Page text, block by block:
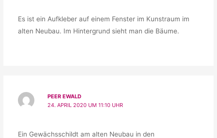
Es ist ein Aufkleber auf einem Fenster im Kunstraum im
alten Neubau. Im Hintergrund sieht man die Bäume.
PEER EWALD
24. APRIL 2020 UM 11:10 UHR
Ein Gewächsschildt am alten Neubau in den